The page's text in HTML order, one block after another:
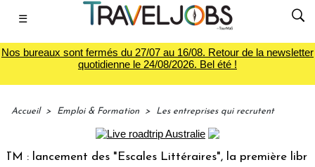
☰
Nos bureaux sont fermés du 27/07 au 16/08. Retour de la newsletter
quotidienne le 24/08/2026. Bel été !
Accueil > Emploi & Formation > Les entreprises qui recrutent
lancement des "Escales Littéraires", la première librairie